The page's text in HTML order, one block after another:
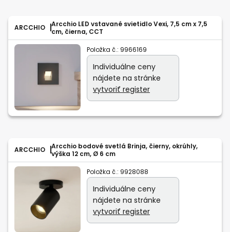
ARCCHIO
Arcchio LED vstavané svietidlo Vexi, 7,5 cm x 7,5
cm, čierna, CCT
Položka č.: 9966169
Individuálne ceny
nájdete na stránke
vytvoriť register
ARCCHIO
Arcchio bodové svetlá Brinja, čierny, okrúhly,
výška 12 cm, Ø 6 cm
Položka č.: 9928088
Individuálne ceny
nájdete na stránke
vytvoriť register